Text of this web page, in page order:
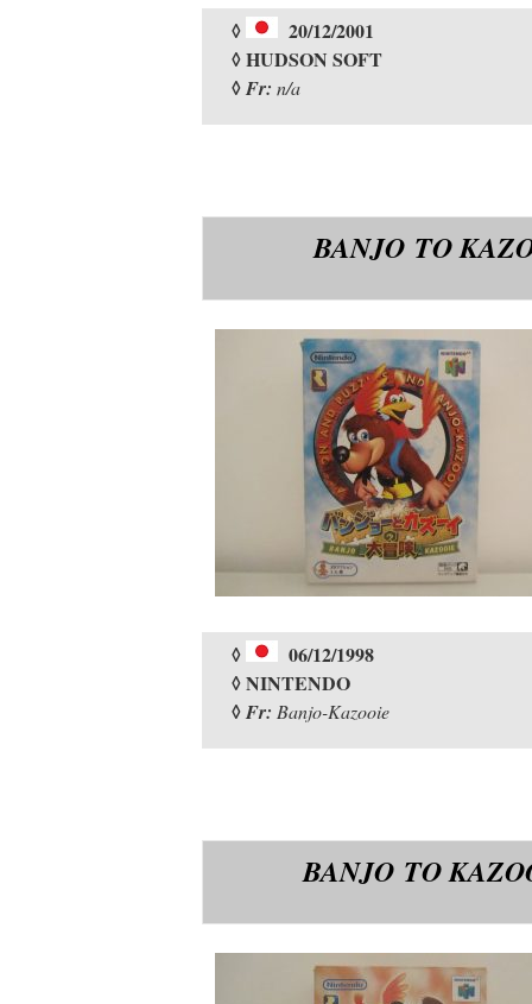
◊
20/12/2001
◊ HUDSON SOFT
◊Fr: n/a
BANJO TO
◊
06/12/1998
◊ NINTENDO
◊Fr: Banjo-Kazooie
BANJO TO